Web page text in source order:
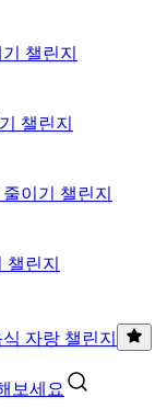
챌린지
챌린지
이기 챌린지
챌린지
자랑 챌린지
보세요